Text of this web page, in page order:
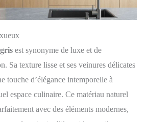
est synonyme de luxe et de
Sa texture lisse et ses veinures délicates
touche d’élégance intemporelle à
espace culinaire. Ce matériau naturel
avec des éléments modernes,